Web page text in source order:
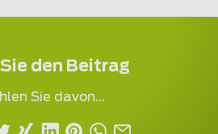
den Beitrag
Sie davon...